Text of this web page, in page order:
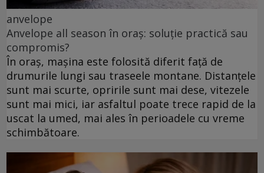
anvelope
Anvelope all season în oraș: soluție practică sau
compromis?
În oraș, mașina este folosită diferit față de
drumurile lungi sau traseele montane. Distanțele
sunt mai scurte, opririle sunt mai dese, vitezele
sunt mai mici, iar asfaltul poate trece rapid de la
uscat la umed, mai ales în perioadele cu vreme
schimbătoare.